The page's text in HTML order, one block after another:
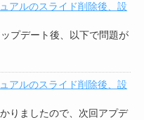
アルのスライド削除後、設
プデート後、以下で問題が
アルのスライド削除後、設
りましたので、次回アプデ